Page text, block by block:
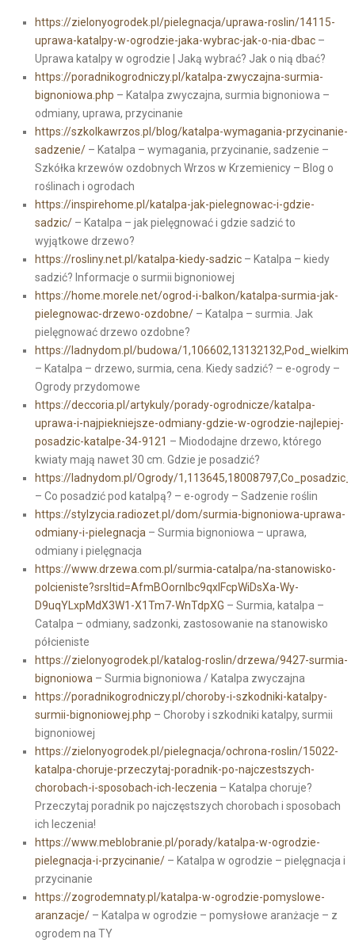
https://zielonyogrodek.pl/pielegnacja/uprawa-roslin/14115-
uprawa-katalpy-w-ogrodzie-jaka-wybrac-jak-o-nia-dbac–
Uprawa katalpy w ogrodzie | Jaką wybrać? Jak o nią dbać?
https://poradnikogrodniczy.pl/katalpa-zwyczajna-surmia-
bignoniowa.php – Katalpa zwyczajna, surmia bignoniowa –
odmiany, uprawa, przycinanie
https://szkolkawrzos.pl/blog/katalpa-wymagania-przycinanie-
sadzenie/– Katalpa – wymagania, przycinanie, sadzenie –
Szkółka krzewów ozdobnych Wrzos w Krzemienicy – Blog o
roślinach i ogrodach
https://inspirehome.pl/katalpa-jak-pielegnowac-i-gdzie-
sadzic/– Katalpa – jak pielęgnować i gdzie sadzić to
wyjątkowe drzewo?
https://rosliny.net.pl/katalpa-kiedy-sadzic– Katalpa – kiedy
sadzić? Informacje o surmii bignoniowej
https://home.morele.net/ogrod-i-balkon/katalpa-surmia-jak-
pielegnowac-drzewo-ozdobne/– Katalpa – surmia. Jak
pielęgnować drzewo ozdobne?
https://ladnydom.pl/budowa/
– Katalpa – drzewo, surmia, cena. Kiedy sadzić? – e-ogrody –
Ogrody przydomowe
https://deccoria.pl/artykuly/porady-ogrodnicze/katalpa-
uprawa-i-najpiekniejsze-odmiany-gdzie-w-ogrodzie-najlepiej-
posadzic-katalpe-34-9121 – Miododajne drzewo, którego
kwiaty mają nawet 30 cm. Gdzie je posadzić?
https://ladnydom.pl/Ogrody/
– Co posadzić pod katalpą? – e-ogrody – Sadzenie roślin
https://stylzycia.radiozet.pl/dom/surmia-bignoniowa-uprawa-
odmiany-i-pielegnacja – Surmia bignoniowa – uprawa,
odmiany i pielęgnacja
https://www.drzewa.com.pl/surmia-catalpa/na-stanowisko-
polcieniste?srsltid=AfmBOornIbc9qxlFcpWiDsXa-Wy-
D9uqYLxpMdX3W1-X1Tm7-WnTdpXG – Surmia, katalpa –
Catalpa – odmiany, sadzonki, zastosowanie na stanowisko
półcieniste
https://zielonyogrodek.pl/katalog-roslin/drzewa/9427-surmia-
bignoniowa – Surmia bignoniowa / Katalpa zwyczajna
https://poradnikogrodniczy.pl/choroby-i-szkodniki-katalpy-
surmii-bignoniowej.php – Choroby i szkodniki katalpy, surmii
bignoniowej
https://zielonyogrodek.pl/pielegnacja/ochrona-roslin/15022-
katalpa-choruje-przeczytaj-poradnik-po-najczestszych-
chorobach-i-sposobach-ich-leczenia – Katalpa choruje?
Przeczytaj poradnik po najczęstszych chorobach i sposobach
ich leczenia!
https://www.meblobranie.pl/porady/katalpa-w-ogrodzie-
pielegnacja-i-przycinanie/– Katalpa w ogrodzie – pielęgnacja i
przycinanie
https://zogrodemnaty.pl/katalpa-w-ogrodzie-pomyslowe-
aranzacje/– Katalpa w ogrodzie – pomysłowe aranżacje – z
ogrodem na TY